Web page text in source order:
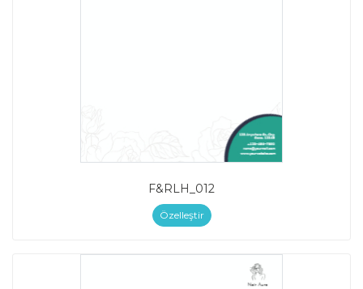
F&RLH_012
Özelleştir